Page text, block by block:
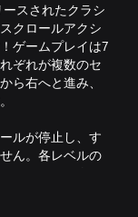
スされたクラシ
クロールアクシ
ゲームプレイは7
ぞれが複数のセ
ら右へと進み、
ルが停止し、す
ん。各レベルの
スを倒して次の